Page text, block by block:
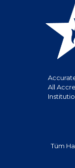
All
Tüm